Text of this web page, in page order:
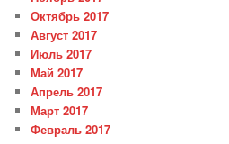
Октябрь 2017
Август 2017
Июль 2017
Май 2017
Апрель 2017
Март 2017
Февраль 2017